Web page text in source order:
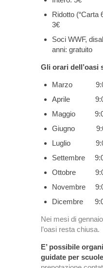
Ridotto (“Carta
3€
Soci WWF,
anni: gratuito
Gli orari dell’oasi
Marzo 9:00-
Aprile 9:00-
Maggio 9:00-
Giugno 9:00-
Luglio 9:00-
Settembre
Ottobre 9:00-
Novembre
Dicembre
Nei mesi di
l’oasi resta chiusa.
E’ possibile
guidate per